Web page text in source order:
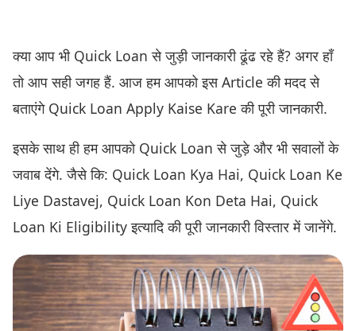
क्या आप भी Quick Loan से जुड़ी जानकारी ढूंढ रहे हैं? अगर हाँ
तो आप सही जगह हैं. आज हम आपको इस Article की मदद से
बताएंगे Quick Loan Apply Kaise Kare की पूरी जानकारी.
इसके साथ ही हम आपको Quick Loan से जुड़े और भी सवालों के
जवाब देंगे. जैसे कि: Quick Loan Kya Hai, Quick Loan Ke
Liye Dastavej, Quick Loan Kon Deta Hai, Quick
Loan Ki Eligibility इत्यादि की पूरी जानकारी विस्तार में जानेंगे.